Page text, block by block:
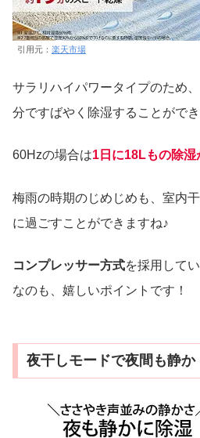
引用元： 楽天市場
サラリハイパワータイプのため
分ですばやく除湿することができ
60Hzの場合は1日に18Lもの除湿
梅雨の時期のじめじめも、室内
に過ごすことができますね♪
コンプレッサー方式を採用して
なのも、嬉しいポイントです！
夜干しモードで夜間も静か